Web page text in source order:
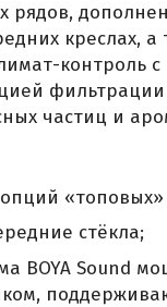
рядов,
креслах, а
контроль
фильтрации
частиц и
«топовых»
стёкла;
BOYA Sound